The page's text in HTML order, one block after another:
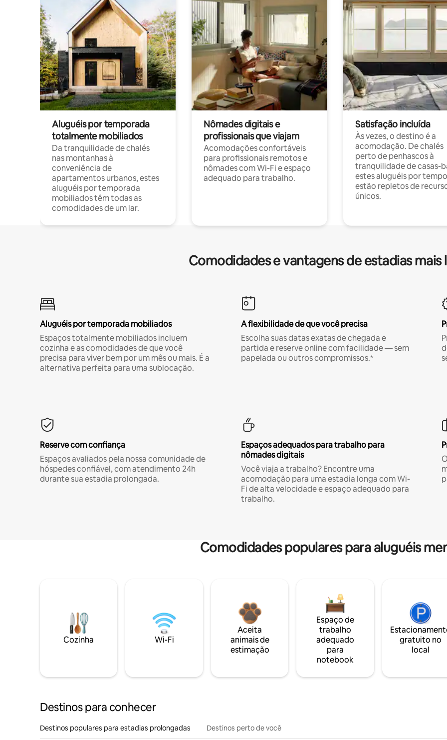
Aluguéis por temporada
totalmente mobiliados
Da tranquilidade de chalés
nas montanhas à
conveniência de
apartamentos urbanos, estes
aluguéis por temporada
mobiliados têm todas as
comodidades de um lar.
Nômades digitais e
profissionais que viajam
Acomodações confortáveis
para profissionais remotos e
nômades com Wi-Fi e espaço
adequado para trabalho.
Satisfação incluída
Às vezes, o destino é a
acomodação. De chalés
perto de penhascos à
tranquilidade de casas-
estes aluguéis por
estão repletos de
únicos.
Comodidades e vantagens de estadias mais
Aluguéis por temporada mobiliados
Espaços totalmente mobiliados incluem
cozinha e as comodidades de que você
precisa para viver bem por um mês ou mais. É a
alternativa perfeita para uma sublocação.
A flexibilidade de que você precisa
Escolha suas datas exatas de chegada e
partida e reserve online com facilidade — sem
papelada ou outros compromissos.*
Reserve com confiança
Espaços avaliados pela nossa comunidade de
hóspedes confiável, com atendimento 24h
durante sua estadia prolongada.
Espaços adequados para trabalho para
nômades digitais
Você viaja a trabalho? Encontre uma
acomodação para uma estadia longa com Wi-
Fi de alta velocidade e espaço adequado para
trabalho.
Comodidades populares para aluguéis
Cozinha Wi-Fi
Aceita
animais de
estimação
Espaço de
trabalho
adequado
para
notebook
gratuito no
local
Destinos para conhecer
Destinos populares para estadias prolongadas Destinos perto de você